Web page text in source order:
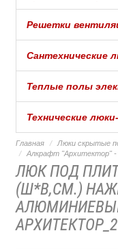
Решетки
Сантехнические
Теплые полы
Технические
Главная
Люки скрытые
Алкрафт "Архитектор" -
ЛЮК ПОД
(Ш*В,СМ.)